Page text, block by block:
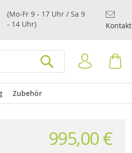
(Mo-Fr 9 - 17 Uhr / Sa 9
- 14 Uhr)
Kontakt
Anmelden
Zubehör
995,00 €